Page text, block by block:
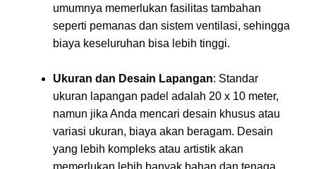
umumnya memerlukan fasilitas tambahan
seperti pemanas dan sistem ventilasi, sehingga
biaya keseluruhan bisa lebih tinggi.
Ukuran dan Desain Lapangan: Standar
ukuran lapangan padel adalah 20 x 10 meter,
namun jika Anda mencari desain khusus atau
variasi ukuran, biaya akan beragam. Desain
yang lebih kompleks atau artistik akan
memerlukan lebih banyak bahan dan tenaga